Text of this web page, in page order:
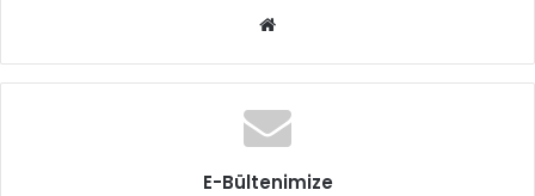
Web
E-Bültenimize